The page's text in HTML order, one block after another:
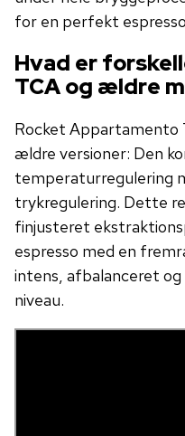
for en perfekt
Hvad er
TCA og ældre
Rocket Appartamento
ældre versioner: Den
temperaturregulering
trykregulering. Dette
finjusteret
espresso med en
intens, afbalanceret
niveau.